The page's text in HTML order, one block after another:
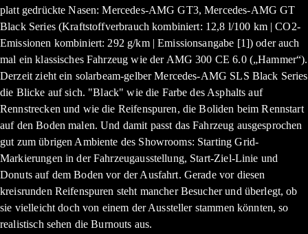
platt gedrückte Nasen: Mercedes-AMG GT3, Mercedes-AMG GT
Black Series (Kraftstoffverbrauch kombiniert: 12,8 l/100 km | CO2-
Emissionen kombiniert: 292 g/km | Emissionsangabe [1]) oder auch
mal ein klassisches Fahrzeug wie der AMG 300 CE 6.0 („Hammer“).
Derzeit zieht ein solarbeam-gelber Mercedes-AMG SLS Black Series
die Blicke auf sich. "Black" wie die Farbe des Asphalts auf
Rennstrecken und wie die Reifenspuren, die Boliden beim Rennstart
auf den Boden malen. Und damit passt das Fahrzeug ausgesprochen
gut zum übrigen Ambiente des Showrooms: Starting Grid-
Markierungen in der Fahrzeugausstellung, Start-Ziel-Linie und
Donuts auf dem Boden vor der Ausfahrt. Gerade vor diesen
kreisrunden Reifenspuren steht mancher Besucher und überlegt, ob
sie vielleicht doch von einem der Aussteller stammen könnten, so
realistisch sehen die Burnouts aus.